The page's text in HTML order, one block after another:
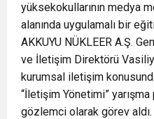
yüksekokullarının medya
alanında uygulamalı bir
AKKUYU NÜKLEER A.Ş.
ve İletişim Direktörü Vasiliy
kurumsal iletişim
“İletişim Yönetimi”
gözlemci olarak görev aldı.